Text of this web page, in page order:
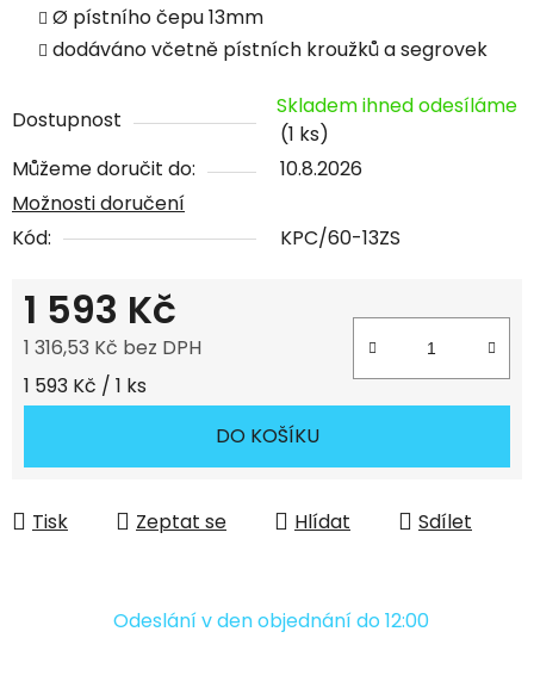
Ø pístního čepu 13mm
dodáváno včetně pístních kroužků a segrovek
Dostupnost
Skladem ihned odesíláme
(1 ks)
Můžeme doručit do:
10.8.2026
Možnosti doručení
Kód:
KPC/60-13ZS
1 593 Kč
1 316,53 Kč bez DPH
Měrná cena:
1 593 Kč / 1 ks
DO KOŠÍKU
Tisk Zeptat se Hlídat Sdílet
Odeslání v den objednání do 12:00